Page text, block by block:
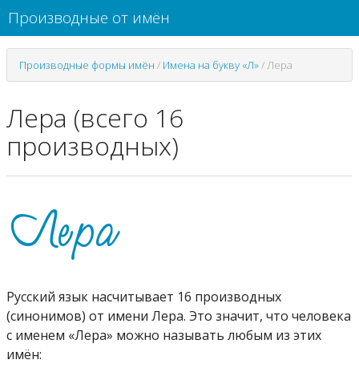
Производные от имён
Производные формы имён / Имена на букву «Л»/Лера
Лера (всего 16
производных)
Русский язык насчитывает 16 производных
(синонимов) от имени Лера. Это значит, что человека
с именем «Лера» можно называть любым из этих
имён: